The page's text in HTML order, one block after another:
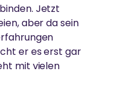
Jetzt
aber da sein
er es erst gar
mit vielen